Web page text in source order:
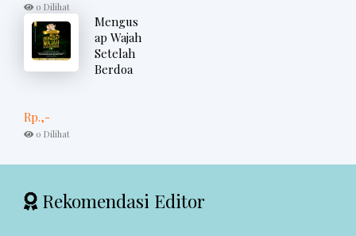
0 Dilihat
Mengus
ap Wajah
Setelah
Berdoa
Rp.,-
0 Dilihat
Rekomendasi Editor